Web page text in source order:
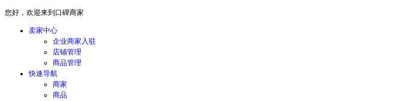
您好，欢迎来到口碑商家
卖家中心
企业商家入驻
店铺管理
商品管理
快速导航
商家
商品